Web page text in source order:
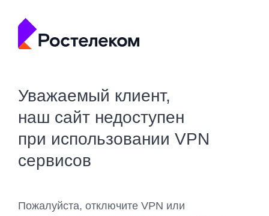
Уважаемый клиент,
наш сайт недоступен
при использовании VPN
сервисов
Пожалуйста, отключите VPN или